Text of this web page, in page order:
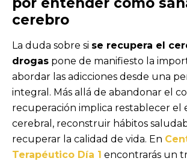
cerebro
La duda sobre si se recupera el
drogas pone de manifiesto la
abordar las adicciones desde una
integral. Más allá de abandonar el
recuperación implica restablecer el
cerebral, reconstruir hábitos
recuperar la calidad de vida. En
Terapéutico Día 1 encontrarás un